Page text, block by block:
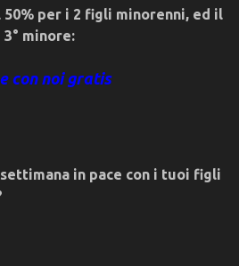
per i 2 figli minorenni, ed il
3° minore:
con noi gratis
in pace con i tuoi figli